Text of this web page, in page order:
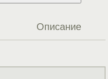
Описание